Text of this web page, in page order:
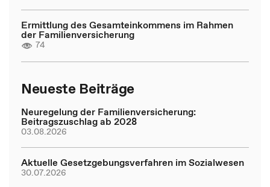
Ermittlung des Gesamteinkommens im Rahmen
der Familienversicherung
74
Neueste Beiträge
Neuregelung der Familienversicherung:
Beitragszuschlag ab 2028
03.08.2026
Aktuelle Gesetzgebungsverfahren im Sozialwesen
30.07.2026